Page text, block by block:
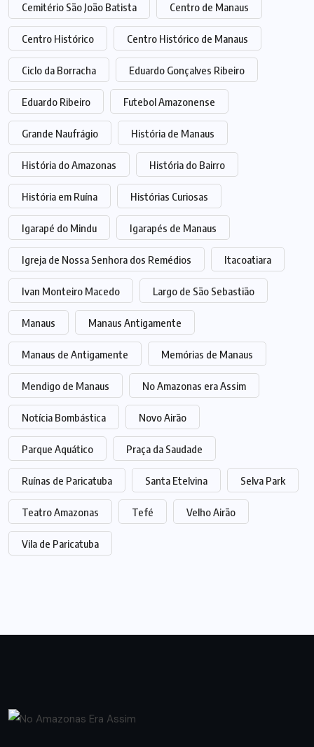
Cemitério São João Batista Centro de Manaus
Centro Histórico Centro Histórico de Manaus
Ciclo da Borracha Eduardo Gonçalves Ribeiro
Eduardo Ribeiro Futebol Amazonense
Grande Naufrágio História de Manaus
História do Amazonas História do Bairro
História em Ruína Histórias Curiosas
Igarapé do Mindu Igarapés de Manaus
Igreja de Nossa Senhora dos Remédios Itacoatiara
Ivan Monteiro Macedo Largo de São Sebastião
Manaus Manaus Antigamente
Manaus de Antigamente Memórias de Manaus
Mendigo de Manaus No Amazonas era Assim
Notícia Bombástica Novo Airão
Parque Aquático Praça da Saudade
Ruínas de Paricatuba Santa Etelvina Selva Park
Teatro Amazonas Tefé Velho Airão
Vila de Paricatuba